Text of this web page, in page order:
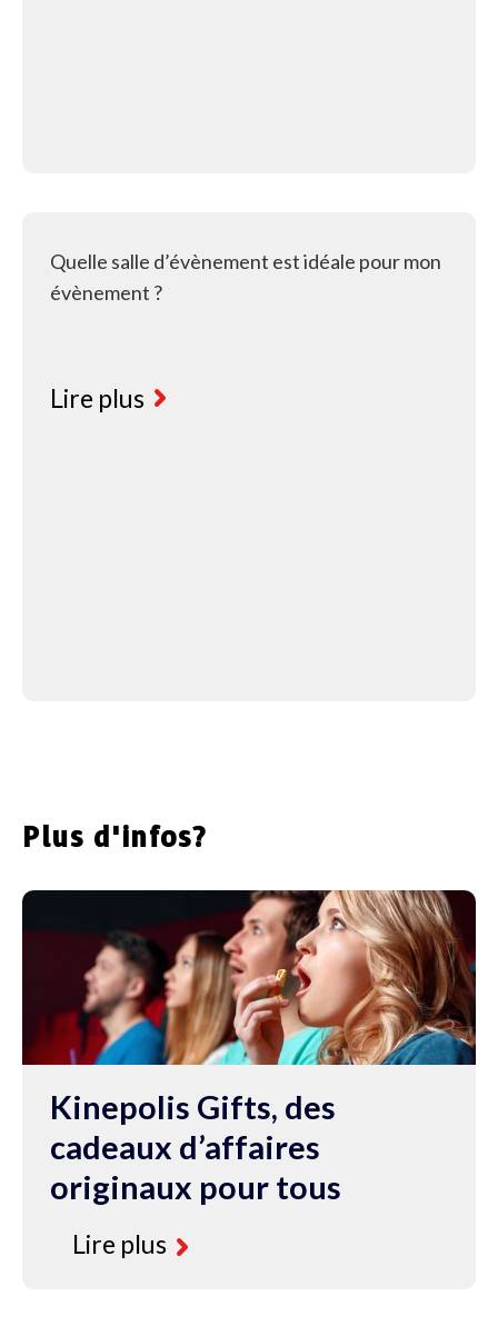
Quelle salle d’évènement est idéale pour mon
évènement ?
Lire plus
Plus d'infos?
Kinepolis Gifts, des
cadeaux d’affaires
originaux pour tous
Lire plus